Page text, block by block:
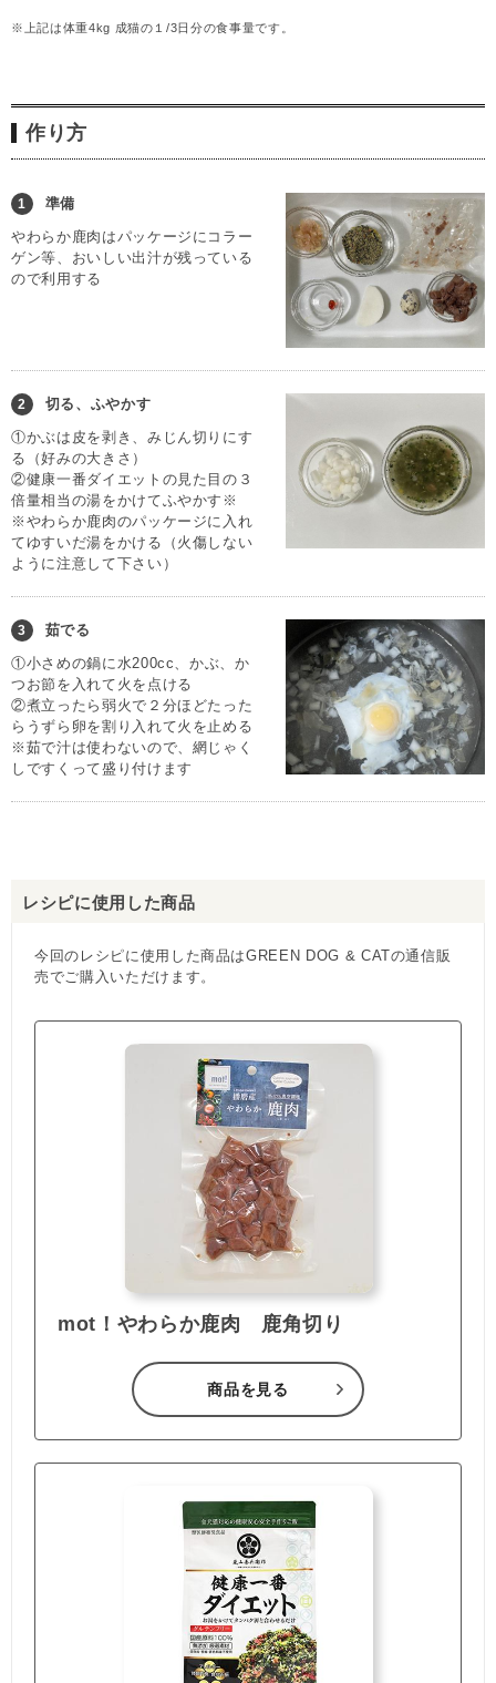
※上記は体重4kg 成猫の１/3日分の食事量です。
作り方
1
準備
やわらか鹿肉はパッケージにコラー
ゲン等、おいしい出汁が残っている
ので利用する
2
切る、ふやかす
①かぶは皮を剥き、みじん切りにす
る（好みの大きさ）
②健康一番ダイエットの見た目の３
倍量相当の湯をかけてふやかす※
※やわらか鹿肉のパッケージに入れ
てゆすいだ湯をかける（火傷しない
ように注意して下さい）
3
茹でる
①小さめの鍋に水200cc、かぶ、か
つお節を入れて火を点ける
②煮立ったら弱火で２分ほどたった
らうずら卵を割り入れて火を止める
※茹で汁は使わないので、網じゃく
しですくって盛り付けます
レシピに使用した商品
今回のレシピに使用した商品はGREEN DOG & CATの通信販
売でご購入いただけます。
mot！やわらか鹿肉 鹿角切り
商品を見る